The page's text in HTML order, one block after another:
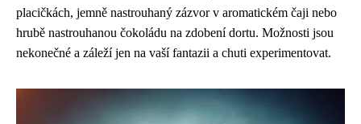
placičkách, jemně nastrouhaný zázvor v aromatickém čaji nebo
hrubě nastrouhanou čokoládu na zdobení dortu. Možnosti jsou
nekonečné a záleží jen na vaší fantazii a chuti experimentovat.